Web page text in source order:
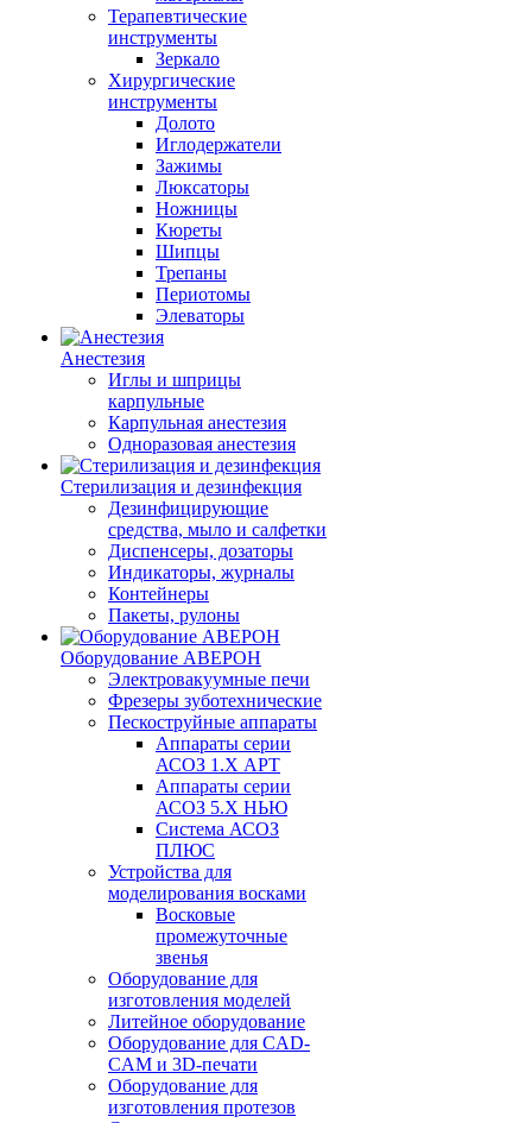
Терапевтические
инструменты
Зеркало
Хирургические
инструменты
Долото
Иглодержатели
Зажимы
Люксаторы
Ножницы
Кюреты
Шипцы
Трепаны
Периотомы
Элеваторы
Анестезия
Иглы и шприцы
карпульные
Карпульная анестезия
Одноразовая анестезия
Стерилизация и дезинфекция
Дезинфицирующие
средства, мыло и салфетки
Диспенсеры, дозаторы
Индикаторы, журналы
Контейнеры
Пакеты, рулоны
Оборудование АВЕРОН
Электровакуумные печи
Фрезеры зуботехнические
Пескоструйные аппараты
Аппараты серии
АСОЗ 1.Х АРТ
Аппараты серии
АСОЗ 5.Х НЬЮ
Система АСОЗ
ПЛЮС
Устройства для
моделирования восками
Восковые
промежуточные
звенья
Оборудование для
изготовления моделей
Литейное оборудование
Оборудование для CAD-
CAM и 3D-печати
Оборудование для
изготовления протезов